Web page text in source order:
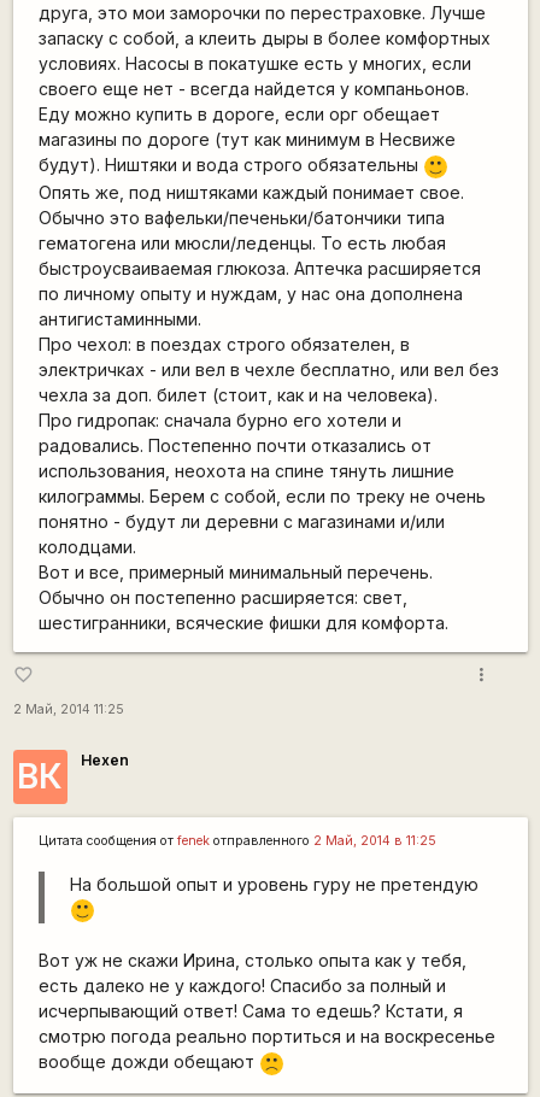
друга, это мои заморочки по перестраховке. Лучше
запаску с собой, а клеить дыры в более комфортных
условиях. Насосы в покатушке есть у многих, если
своего еще нет - всегда найдется у компаньонов.
Еду можно купить в дороге, если орг обещает
магазины по дороге (тут как минимум в Несвиже
будут). Ништяки и вода строго обязательны
:)
Опять же, под ништяками каждый понимает свое.
Обычно это вафельки/печеньки/батончики типа
гематогена или мюсли/леденцы. То есть любая
быстроусваиваемая глюкоза. Аптечка расширяется
по личному опыту и нуждам, у нас она дополнена
антигистаминными.
Про чехол: в поездах строго обязателен, в
электричках - или вел в чехле бесплатно, или вел без
чехла за доп. билет (стоит, как и на человека).
Про гидропак: сначала бурно его хотели и
радовались. Постепенно почти отказались от
использования, неохота на спине тянуть лишние
килограммы. Берем с собой, если по треку не очень
понятно - будут ли деревни с магазинами и/или
колодцами.
Вот и все, примерный минимальный перечень.
Обычно он постепенно расширяется: свет,
шестигранники, всяческие фишки для комфорта.
favorite_border
2 Май, 2014 11:25
more_vert
ВК Hexen
Цитата сообщения от fenekотправленного 2 Май, 2014 в 11:25
На большой опыт и уровень гуру не претендую
:)
Вот уж не скажи Ирина, столько опыта как у тебя,
есть далеко не у каждого! Спасибо за полный и
исчерпывающий ответ! Сама то едешь? Кстати, я
смотрю погода реально портиться и на воскресенье
вообще дожди обещают
:(